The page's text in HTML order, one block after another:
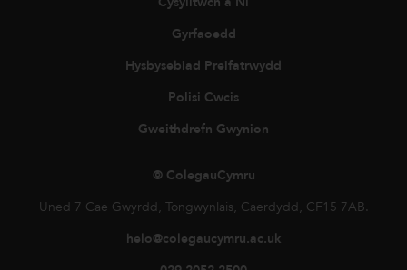
Gyrfaoedd
Hysbysebiad Preifatrwydd
Polisi Cwcis
Gweithdrefn Gwynion
© ColegauCymru
Uned 7 Cae Gwyrdd, Tongwynlais, Caerdydd, CF15 7AB.
helo@colegaucymru.ac.uk